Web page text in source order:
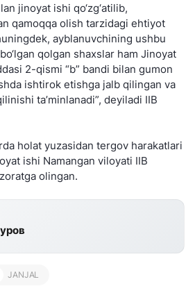
jinoyat ishi qo‘zg‘atilib,
qamoqqa olish tarzidagi ehtiyot
ayblanuvchining ushbu
qolgan shaxslar ham Jinoyat
2-qismi “b” bandi bilan gumon
ishtirok etishga jalb qilingan va
ta’minlanadi”, deyiladi IIB
holat yuzasidan tergov harakatlari
ishi Namangan viloyati IIB
olingan.
JANJAL